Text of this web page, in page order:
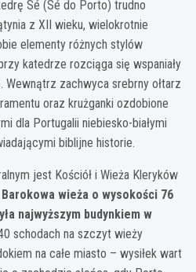
Sé (Sé do Porto) trudno
z XII wieku, wielokrotnie
elementy różnych stylów
katedrze rozciąga się wspaniały
zachwyca srebrny ołtarz
oraz krużganki ozdobione
dla Portugalii niebiesko-białymi
biblijne historie.
jest Kościół i Wieża Kleryków
Barokowa wieża o wysokości 76
najwyższym budynkiem w
schodach na szczyt wieży
na całe miasto – wysiłek wart